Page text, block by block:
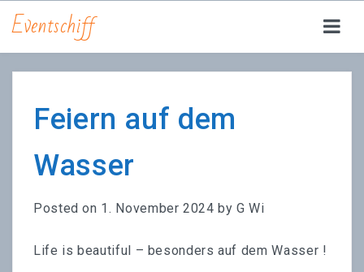
Eventschiff
YACHT CARPE DIEM
FEIERN | EVENTS
JETSKI
DRINKS | FOOD
ÜBER UNS
Feiern auf dem
Wasser
Posted on 1. November 2024 byG Wi
Life is beautiful – besonders auf dem Wasser !